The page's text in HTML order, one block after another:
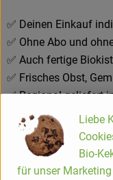
✅ Deinen Einkauf
✅ Ohne Abo und
✅ Auch fertige
✅ Frisches Obst,
✅ Regional geliefert
✅ Lieferung auf
in Eitorf
Liebe
Bio-
für unser